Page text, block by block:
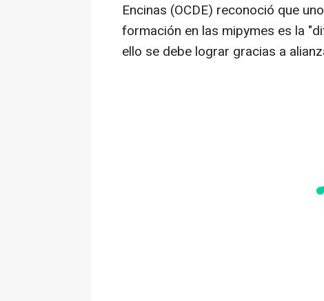
Encinas (OCDE) reconoció que
formación en las mipymes es la
ello se debe lograr gracias a